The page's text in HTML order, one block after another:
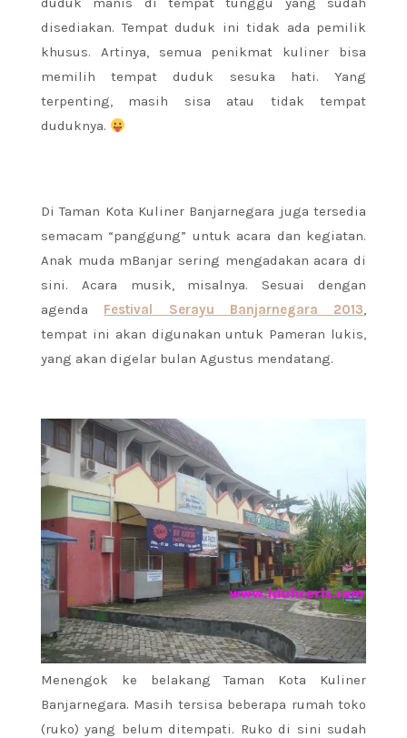
disediakan. Tempat duduk ini tidak ada pemilik
khusus. Artinya, semua penikmat kuliner bisa
memilih tempat duduk sesuka hati. Yang
terpenting, masih sisa atau tidak tempat
duduknya.
Di Taman Kota Kuliner Banjarnegara juga tersedia
semacam “panggung” untuk acara dan kegiatan.
Anak muda mBanjar sering mengadakan acara di
sini. Acara musik, misalnya. Sesuai dengan
agenda Festival Serayu Banjarnegara 2013,
tempat ini akan digunakan untuk Pameran lukis,
yang akan digelar bulan Agustus mendatang.
Menengok ke belakang Taman Kota Kuliner
Banjarnegara. Masih tersisa beberapa rumah toko
(ruko) yang belum ditempati. Ruko di sini sudah